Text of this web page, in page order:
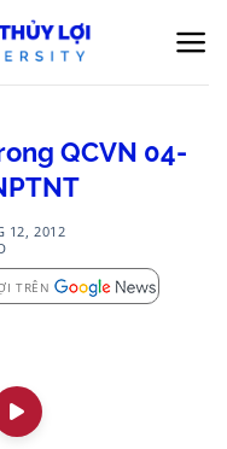
QCVN 04-
12, 2012
TRÊN